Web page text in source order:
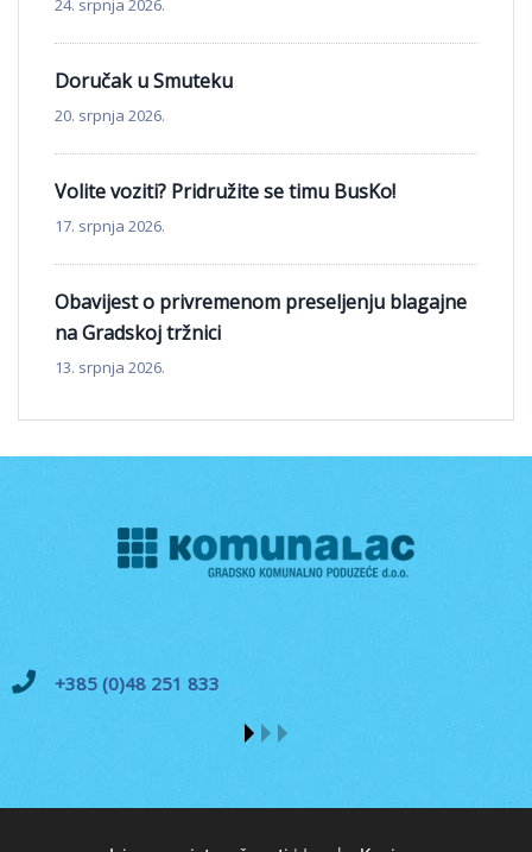
24. srpnja 2026.
Doručak u Smuteku
20. srpnja 2026.
Volite voziti? Pridružite se timu BusKo!
17. srpnja 2026.
Obavijest o privremenom preseljenju blagajne
na Gradskoj tržnici
13. srpnja 2026.
+385 (0)48 251 833